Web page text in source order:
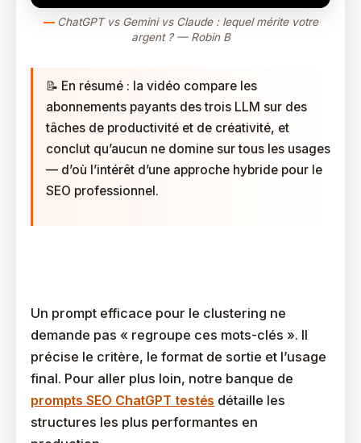
ChatGPT vs Gemini vs Claude : lequel mérite votre
argent ? — Robin B
📝 En résumé : la vidéo compare les
abonnements payants des trois LLM sur des
tâches de productivité et de créativité, et
conclut qu’aucun ne domine sur tous les usages
— d’où l’intérêt d’une approche hybride pour le
SEO professionnel.
Un prompt efficace pour le clustering ne
demande pas « regroupe ces mots-clés ». Il
précise le critère, le format de sortie et l’usage
final. Pour aller plus loin, notre banque de
prompts SEO ChatGPT testés détaille les
structures les plus performantes en